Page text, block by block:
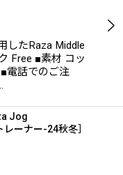
したRaza Middle
Free ■素材 コッ
■電話でのご注
Jog
ーナー-24秋冬］